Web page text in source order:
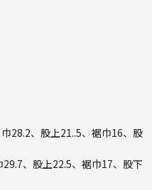
28.2、股上21..5、裾巾16、股
、股上22.5、裾巾17、股下